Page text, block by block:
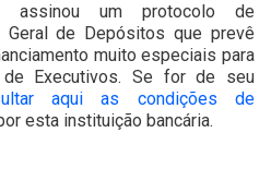
assinou um protocolo de
Geral de Depósitos que prevê
muito especiais para
Executivos. Se for de seu
aqui as condições de
esta instituição bancária.